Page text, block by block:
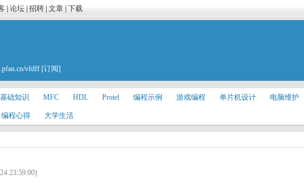
论坛 招聘 文章 下载
vfdff [订阅]
基础知识 MFC HDL Protel 编程示例 游戏编程 单片机设计 电脑维护
编程心得 大学生活
23:59:00)